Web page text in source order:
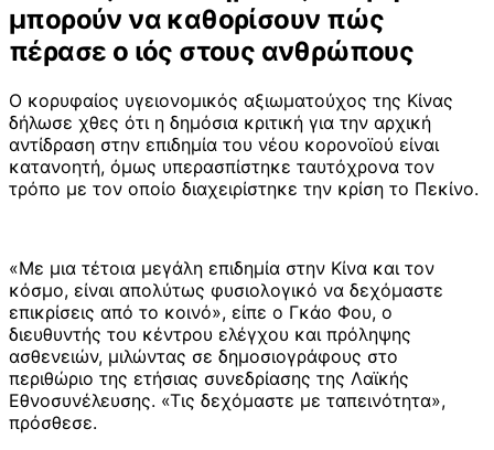
μπορούν να καθορίσουν πώς
πέρασε ο ιός στους ανθρώπους
Ο κορυφαίος υγειονομικός αξιωματούχος της Κίνας
δήλωσε χθες ότι η δημόσια κριτική για την αρχική
αντίδραση στην επιδημία του νέου κορονοϊού είναι
κατανοητή, όμως υπερασπίστηκε ταυτόχρονα τον
τρόπο με τον οποίο διαχειρίστηκε την κρίση το Πεκίνο.
«Με μια τέτοια μεγάλη επιδημία στην Κίνα και τον
κόσμο, είναι απολύτως φυσιολογικό να δεχόμαστε
επικρίσεις από το κοινό», είπε ο Γκάο Φου, ο
διευθυντής του κέντρου ελέγχου και πρόληψης
ασθενειών, μιλώντας σε δημοσιογράφους στο
περιθώριο της ετήσιας συνεδρίασης της Λαϊκής
Εθνοσυνέλευσης. «Τις δεχόμαστε με ταπεινότητα»,
πρόσθεσε.